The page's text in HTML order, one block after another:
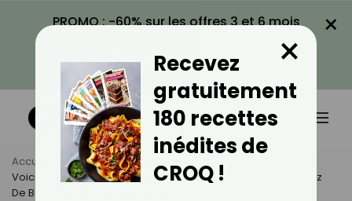
PROMO : -60% sur les offres 3 et 6 mois
VOIR LA PROMO
×
Accueil Actus
Alimentation
Voici Ce Qui Se Passe Dans Votre Corps Quand Vous Arrêtez
De Boire Des Sodas Tous Les Jours
Recevez
gratuitement
180 recettes
inédites de
CROQ !
×